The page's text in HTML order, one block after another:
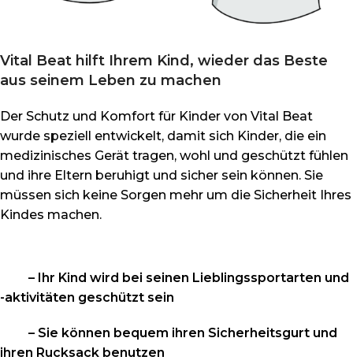
Vital Beat hilft Ihrem Kind, wieder das Beste
aus seinem Leben zu machen
Der Schutz und Komfort für Kinder von Vital Beat
wurde speziell entwickelt, damit sich Kinder, die ein
medizinisches Gerät tragen, wohl und geschützt fühlen
und ihre Eltern beruhigt und sicher sein können. Sie
müssen sich keine Sorgen mehr um die Sicherheit Ihres
Kindes machen.
– Ihr Kind wird bei seinen Lieblingssportarten und
-aktivitäten geschützt sein
– Sie können bequem ihren Sicherheitsgurt und
ihren Rucksack benutzen